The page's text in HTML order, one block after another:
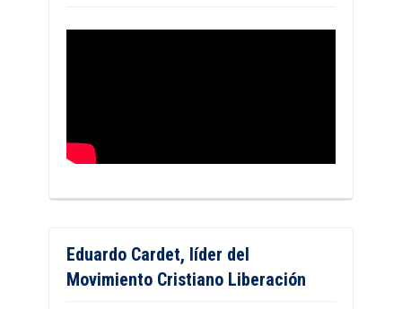
Eduardo Cardet, líder del
Movimiento Cristiano Liberación